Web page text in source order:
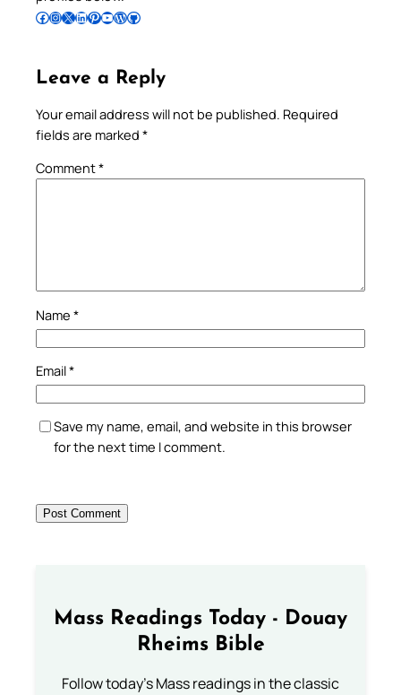
Follow Pradeep on Facebook Follow Pradeep on InstagramFollow Pradeep on X Follow Pradeep on LinkedIn Follow Pradeep on Pinterest Subscribe to Pradeep’s Youtube Channel Follow Pradeep on WordPress Follow Pradeep on GitHub
Leave a Reply
Your email address will not be published. Required
fields are marked *
Comment*
Name *
Email*
Save my name, email, and website in this browser
for the next time I comment.
Mass Readings Today - Douay
Rheims Bible
Follow today's Mass readings in the classic